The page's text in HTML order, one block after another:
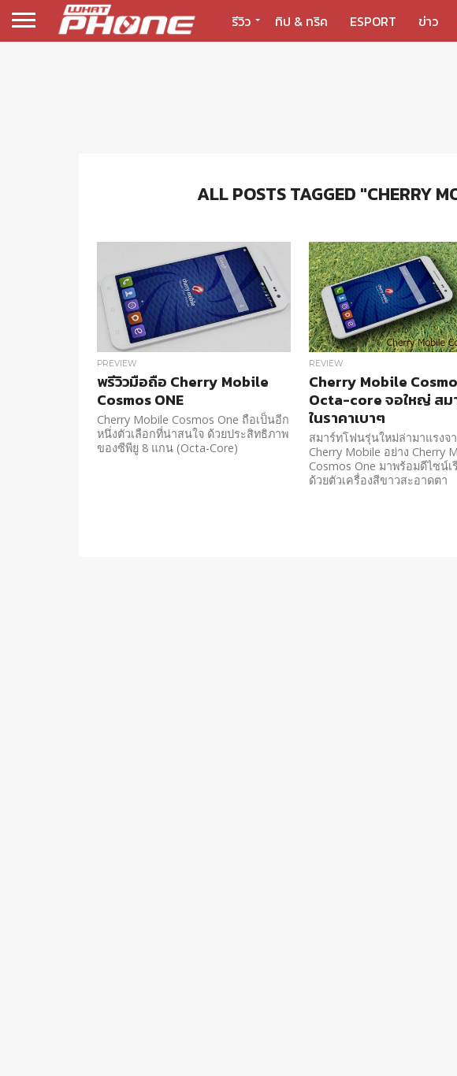
รีวิว ทิป & ทริค ESPORT ข่าว
ALL POSTS TAGGED "CHERRY
PREVIEW
พรีวิวมือถือ Cherry Mobile
Cosmos ONE
Cherry Mobile Cosmos One ถือเป็นอีก
หนึ่งตัวเลือกที่น่าสนใจ ด้วยประสิทธิภาพ
ของซีพียู 8 แกน (Octa-Core)
REVIEW
Cherry Mobile
Octa-core จอใหญ่ สม
ในราคาเบาๆ
สมาร์ทโฟนรุ่นใหม่ล่ามาแรงจ
Cherry Mobile อย่าง Cherry
Cosmos One มาพร้อมดีไซน์เ
ด้วยตัวเครื่องสีขาวสะอาดตา